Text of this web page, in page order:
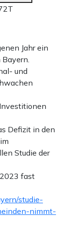
Jahr ein
und
Defizit in den
Studie der
fast
studie-
nimmt-